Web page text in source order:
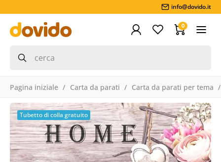
info@dovido.it
0
Pagina iniziale Carta da parati Carta da parati per tema
Tubetto di colla gratuito